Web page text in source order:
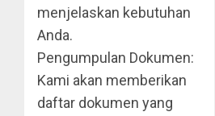
menjelaskan kebutuhan
Anda.
Pengumpulan Dokumen:
Kami akan memberikan
daftar dokumen yang